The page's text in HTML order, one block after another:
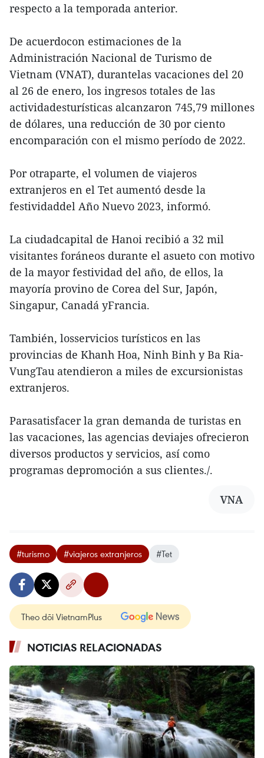
respecto a la temporada anterior.
De acuerdocon estimaciones de la
Administración Nacional de Turismo de
Vietnam (VNAT), durantelas vacaciones del 20
al 26 de enero, los ingresos totales de las
actividadesturísticas alcanzaron 745,79 millones
de dólares, una reducción de 30 por ciento
encomparación con el mismo período de 2022.
Por otraparte, el volumen de viajeros
extranjeros en el Tet aumentó desde la
festividaddel Año Nuevo 2023, informó.
La ciudadcapital de Hanoi recibió a 32 mil
visitantes foráneos durante el asueto con motivo
de la mayor festividad del año, de ellos, la
mayoría provino de Corea del Sur, Japón,
Singapur, Canadá yFrancia.
También, losservicios turísticos en las
provincias de Khanh Hoa, Ninh Binh y Ba Ria-
VungTau atendieron a miles de excursionistas
extranjeros.
Parasatisfacer la gran demanda de turistas en
las vacaciones, las agencias deviajes ofrecieron
diversos productos y servicios, así como
programas depromoción a sus clientes./.
VNA
#turismo #viajeros extranjeros #Tet
Theo dõi VietnamPlus
NOTICIAS RELACIONADAS